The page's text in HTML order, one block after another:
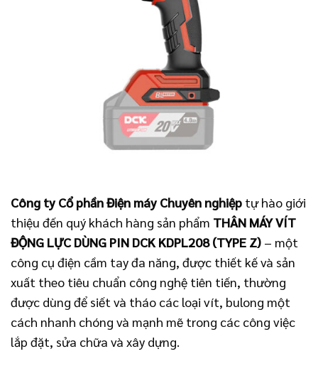
Công ty Cổ phần Điện máy Chuyên nghiệp tự hào giới
thiệu đến quý khách hàng sản phẩm THÂN MÁY VÍT
ĐỘNG LỰC DÙNG PIN DCK KDPL208 (TYPE Z) – một
công cụ điện cầm tay đa năng, được thiết kế và sản
xuất theo tiêu chuẩn công nghệ tiên tiến, thường
được dùng để siết và tháo các loại vít, bulong một
cách nhanh chóng và mạnh mẽ trong các công việc
lắp đặt, sửa chữa và xây dựng.